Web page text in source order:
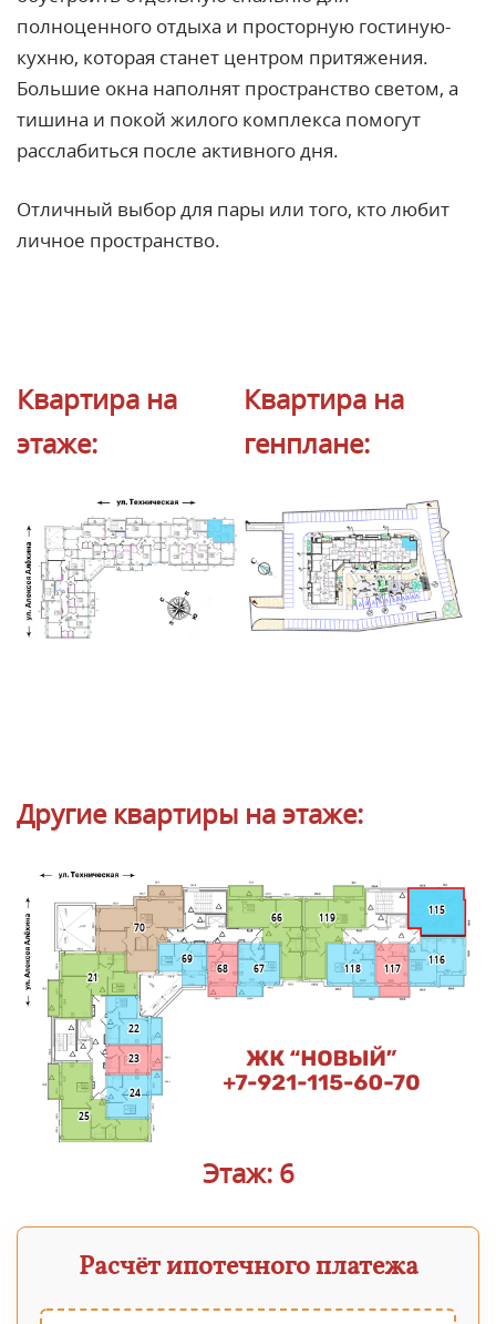
полноценного отдыха и просторную гостиную-
кухню, которая станет центром притяжения.
Большие окна наполнят пространство светом, а
тишина и покой жилого комплекса помогут
расслабиться после активного дня.
Отличный выбор для пары или того, кто любит
личное пространство.
Квартира на
этаже:
Квартира на
генплане:
Другие квартиры на этаже:
25
24
23
22
21
70
69
68 67
66 119
118 117
116
115
Этаж: 6
Расчёт ипотечного платежа